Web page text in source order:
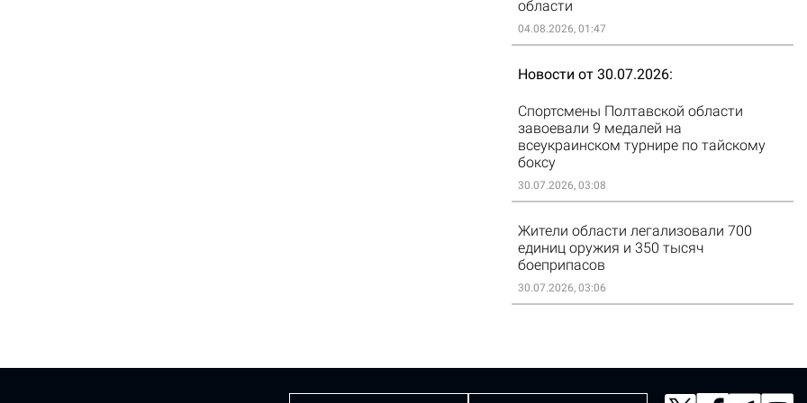
области
04.08.2026, 01:47
Новости от 30.07.2026
Спортсмены Полтавской области
завоевали 9 медалей на
всеукраинском турнире по тайскому
боксу
30.07.2026, 03:08
Жители области легализовали 700
единиц оружия и 350 тысяч
боеприпасов
30.07.2026, 03:06